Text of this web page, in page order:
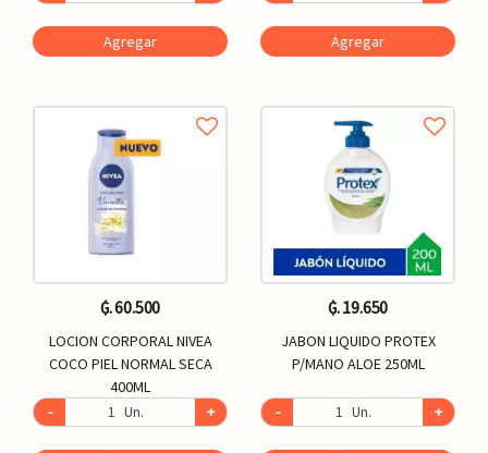
Agregar
₲. 60.500
LOCION CORPORAL NIVEA
COCO PIEL NORMAL SECA
400ML
-
Un. +
Agregar
₲. 19.650
JABON LIQUIDO PROTEX
P/MANO ALOE 250ML
- Un. +